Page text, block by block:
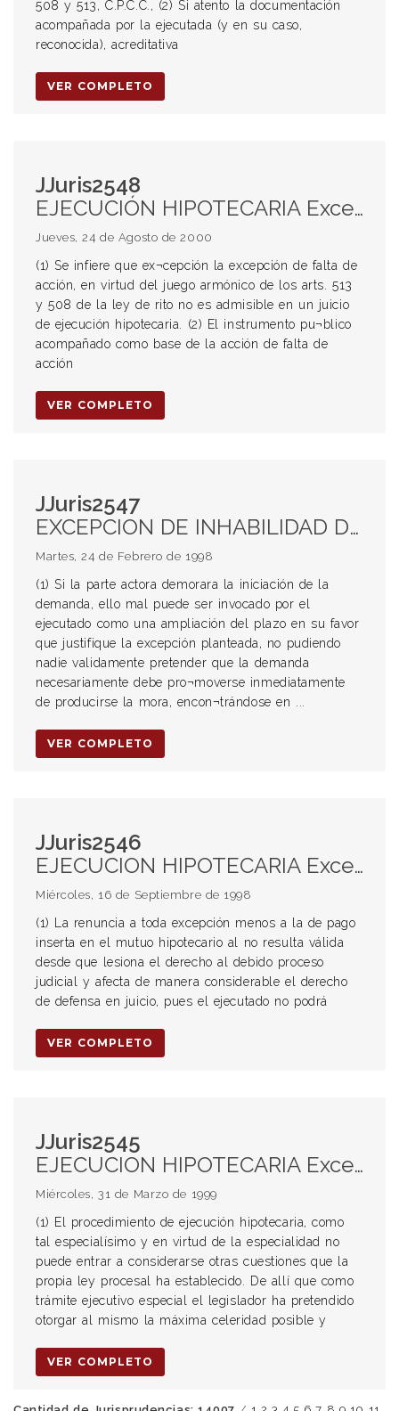
508 y 513, C.P.C.C., (2) Si atento la documentación
acompañada por la ejecutada (y en su caso,
reconocida), acreditativa
VER COMPLETO
JJuris2548
EJECUCIÓN HIPOTECARIA Excepción de falta de acción (1) (2) Improcedencia
Jueves, 24 de Agosto de 2000
(1) Se infiere que ex¬cepción la excepción de falta de
acción, en virtud del juego armónico de los arts. 513
y 508 de la ley de rito no es admisible en un juicio
de ejecución hipotecaria. (2) El instrumento pu¬blico
acompañado como base de la acción de falta de
acción
VER COMPLETO
JJuris2547
EXCEPCION DE INHABILIDAD DE TITULO Improcedencia (1) Demora en la iniciación de la demanda EXCEPCION DE ESPERA Improcedencia (1) Demora en la iniciación de la demanda (2) Requisitos EJECUCION HIPOTECARIA Excepción de inhabilidad de titulo Improcedencia (1) Demora en la iniciación de la demanda Excepción de espera Improcedencia (1) Demora en la iniciación de la demanda (2) Requisitos Tasa de intereses (3) Sumatoria de los intereses compensatorios y punitorios
Martes, 24 de Febrero de 1998
(1) Si la parte actora demorara la iniciación de la
demanda, ello mal puede ser invocado por el
ejecutado como una ampliación del plazo en su favor
que justifique la excepción planteada, no pudiendo
nadie validamente pretender que la demanda
necesariamente debe pro¬moverse inmediatamente
de producirse la mora, encon¬trándose en ...
VER COMPLETO
JJuris2546
EJECUCION HIPOTECARIA Excepciones (1) Renuncia a oponer excepciones Excepción de inhabilidad de título Procedencia (2) Causas que afectan al título Improcedencia (4) inhabilidad fundada en el exceso de los intereses convenidos Negativa de la deuda (3) Improcedencia Designación del martillero (6) Designación por el ejecutante ANATOCISMO (5) Concepto EXCEPCION DE INHABILIDAD DE TITULO Procedencia (2) Causas que afectan al título Improcedencia (4) Inhabilidad fundada en el exceso de los intereses convenidos MARTILLERO Ejecución hipotecaria (6) Designación del martillero
Miércoles, 16 de Septiembre de 1998
(1) La renuncia a toda excepción menos a la de pago
inserta en el mutuo hipotecario al no resulta válida
desde que lesiona el derecho al debido proceso
judicial y afecta de manera considerable el derecho
de defensa en juicio, pues el ejecutado no podrá
VER COMPLETO
JJuris2545
EJECUCION HIPOTECARIA Excepciones (1) Límites Abuso del derecho (2) Improcedencia ABUSO DEL DERECHO Ejecución hipotecaria (2) Improcedencia
Miércoles, 31 de Marzo de 1999
(1) El procedimiento de ejecución hipotecaria, como
tal especialísimo y en virtud de la especialidad no
puede entrar a considerarse otras cuestiones que la
propia ley procesal ha establecido. De allí que como
trámite ejecutivo especial el legislador ha pretendido
otorgar al mismo la máxima celeridad posible y
VER COMPLETO